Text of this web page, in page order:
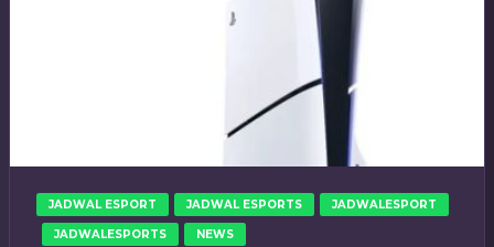
JADWAL ESPORT JADWAL ESPORTS JADWALESPORT
JADWALESPORTS NEWS